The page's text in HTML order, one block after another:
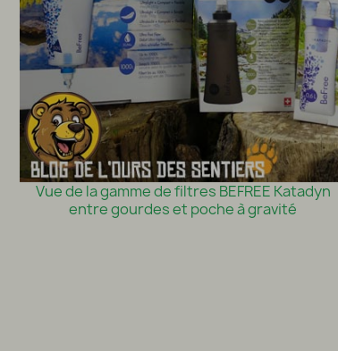
Vue de la gamme de filtres BEFREE Katadyn
entre gourdes et poche à gravité